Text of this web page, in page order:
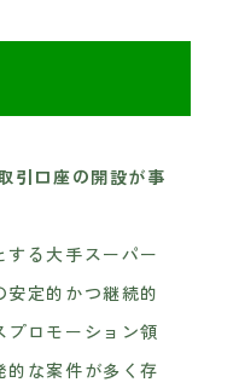
引口座の開設が事
る大手スーパー
定的かつ継続的
プロモーション領
的な案件が多く存